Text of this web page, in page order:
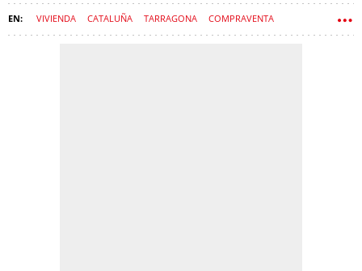
VIVIENDA CATALUÑA TARRAGONA COMPRAVENTA